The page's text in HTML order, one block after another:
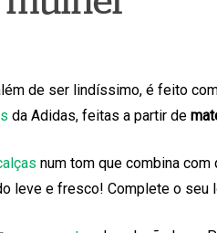
de ser lindíssimo, é feito
da Adidas, feitas a partir de
num tom que combina
leve e fresco! Complete o seu